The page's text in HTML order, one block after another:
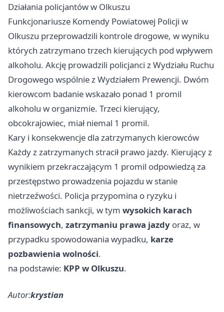
Działania policjantów w Olkuszu
Funkcjonariusze Komendy Powiatowej Policji w
Olkuszu przeprowadzili kontrole drogowe, w wyniku
których zatrzymano trzech kierujących pod wpływem
alkoholu. Akcję prowadzili policjanci z Wydziału Ruchu
Drogowego wspólnie z Wydziałem Prewencji. Dwóm
kierowcom badanie wskazało ponad 1 promil
alkoholu w organizmie. Trzeci kierujący,
obcokrajowiec, miał niemal 1 promil.
Kary i konsekwencje dla zatrzymanych kierowców
Każdy z zatrzymanych stracił prawo jazdy. Kierujący z
wynikiem przekraczającym 1 promil odpowiedzą za
przestępstwo prowadzenia pojazdu w stanie
nietrzeźwości. Policja przypomina o ryzyku i
możliwościach sankcji, w tym wysokich karach
finansowych, zatrzymaniu prawa jazdy oraz, w
przypadku spowodowania wypadku, karze
pozbawienia wolności.
na podstawie: KPP w Olkuszu.
Autor:krystian